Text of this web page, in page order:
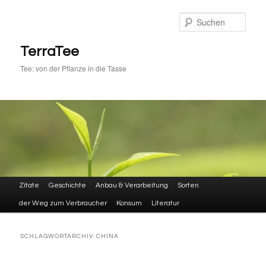
springen
springen
TerraTee
Tee: von der Pflanze in die Tasse
Hauptmenü
Zitate Geschichte Anbau & Verarbeitung Sorten
der Weg zum Verbraucher Konsum Literatur
SCHLAGWORTARCHIV:CHINA